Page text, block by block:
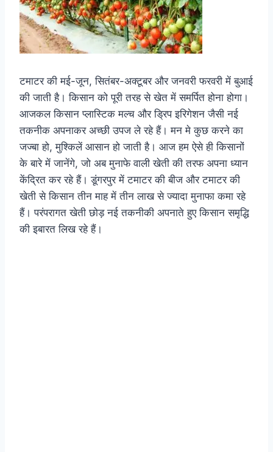
टमाटर की मई-जून, सितंबर-अक्टूबर और जनवरी फरवरी में बुआई
की जाती है। किसान को पूरी तरह से खेत में समर्पित होना होगा।
आजकल किसान प्लास्टिक मल्च और ड्रिप इरिगेशन जैसी नई
तकनीक अपनाकर अच्छी उपज ले रहे हैं। मन मे कुछ करने का
जज्बा हो, मुश्किलें आसान हो जाती है। आज हम ऐसे ही किसानों
के बारे में जानेंगे, जो अब मुनाफे वाली खेती की तरफ अपना ध्यान
केंद्रित कर रहे हैं। डूंगरपुर में टमाटर की बीज और टमाटर की
खेती से किसान तीन माह में तीन लाख से ज्यादा मुनाफा कमा रहे
हैं। परंपरागत खेती छोड़ नई तकनीकी अपनाते हुए किसान समृद्धि
की इबारत लिख रहे हैं।